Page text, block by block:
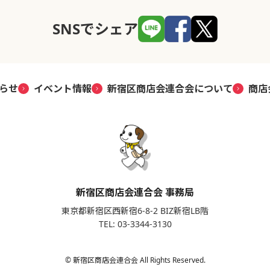
SNSでシェア
せ イベント情報 新宿区商店会連合会について 商
新宿区商店会連合会 事務局
東京都新宿区西新宿6-8-2 BIZ新宿LB階
TEL: 03-3344-3130
© 新宿区商店会連合会 All Rights Reserved.